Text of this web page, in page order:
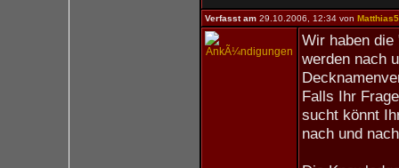
Verfasst am29.10.2006, 12:34 von
Wir haben
werden nach
Falls Ihr
sucht könnt
nach und